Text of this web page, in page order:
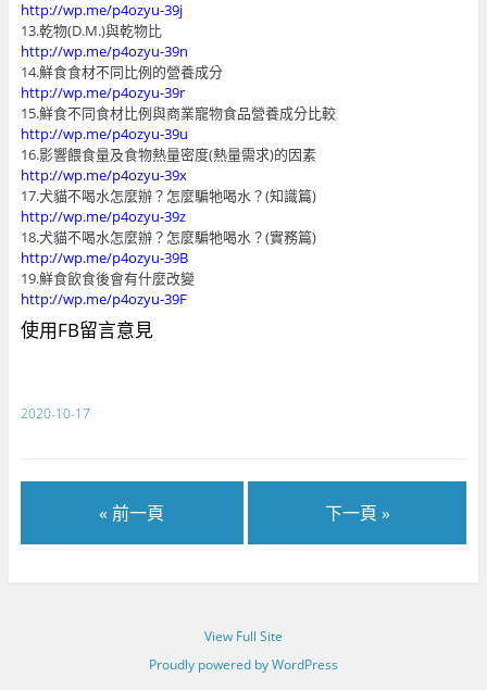
http://wp.me/p4ozyu-39j
13.乾物(D.M.)與乾物比
http://wp.me/p4ozyu-39n
14.鮮食食材不同比例的營養成分
http://wp.me/p4ozyu-39r
15.鮮食不同食材比例與商業寵物食品營養成分比較
http://wp.me/p4ozyu-39u
16.影響餵食量及食物熱量密度(熱量需求)的因素
http://wp.me/p4ozyu-39x
17.犬貓不喝水怎麼辦？怎麼騙牠喝水？(知識篇)
http://wp.me/p4ozyu-39z
18.犬貓不喝水怎麼辦？怎麼騙牠喝水？(實務篇)
http://wp.me/p4ozyu-39B
19.鮮食飲食後會有什麼改變
http://wp.me/p4ozyu-39F
使用FB留言意見
2020-10-17
« 前一頁 下一頁 »
View Full Site
Proudly powered by WordPress